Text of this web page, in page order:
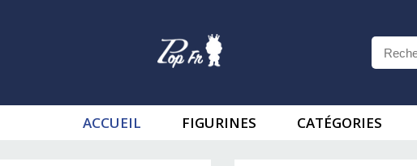
ACCUEIL FIGURINES CATÉGORIES